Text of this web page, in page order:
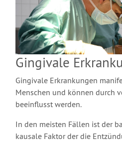
Gingivale
Gingivale Erkrankungen
Menschen und können durch
beeinflusst werden.
In den meisten Fällen ist der
kausale Faktor der die